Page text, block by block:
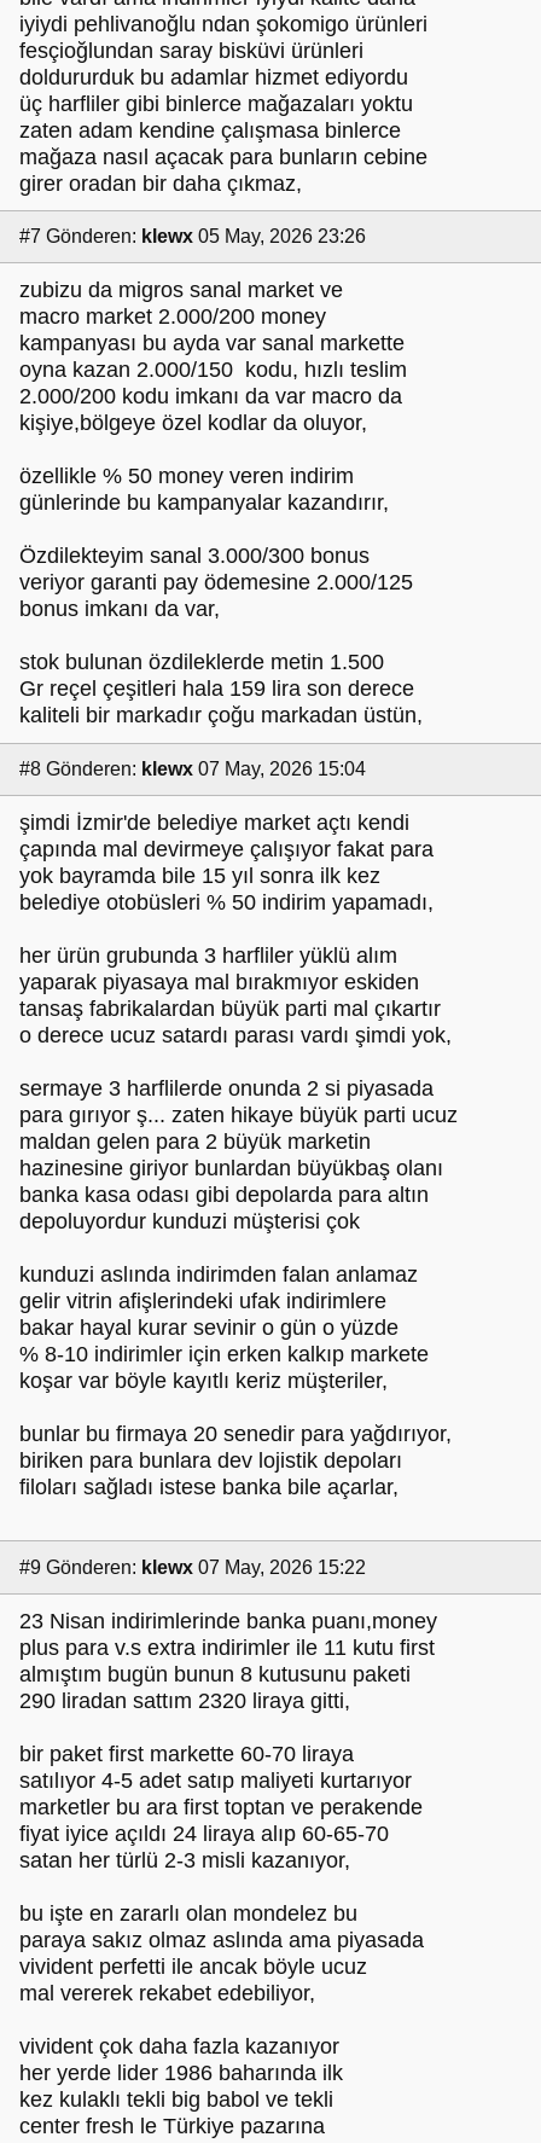
iyiydi pehlivanoğlu ndan şokomigo ürünleri
fesçioğlundan saray bisküvi ürünleri
doldururduk bu adamlar hizmet ediyordu
üç harfliler gibi binlerce mağazaları yoktu
zaten adam kendine çalışmasa binlerce
mağaza nasıl açacak para bunların cebine
girer oradan bir daha çıkmaz,
#7 Gönderen: klewx 05 May, 2026 23:26
zubizu da migros sanal market ve
macro market 2.000/200 money
kampanyası bu ayda var sanal markette
oyna kazan 2.000/150 kodu, hızlı teslim
2.000/200 kodu imkanı da var macro da
kişiye,bölgeye özel kodlar da oluyor,
özellikle % 50 money veren indirim
günlerinde bu kampanyalar kazandırır,
Özdilekteyim sanal 3.000/300 bonus
veriyor garanti pay ödemesine 2.000/125
bonus imkanı da var,
stok bulunan özdileklerde metin 1.500
Gr reçel çeşitleri hala 159 lira son derece
kaliteli bir markadır çoğu markadan üstün,
#8 Gönderen: klewx 07 May, 2026 15:04
şimdi İzmir'de belediye market açtı kendi
çapında mal devirmeye çalışıyor fakat para
yok bayramda bile 15 yıl sonra ilk kez
belediye otobüsleri % 50 indirim yapamadı,
her ürün grubunda 3 harfliler yüklü alım
yaparak piyasaya mal bırakmıyor eskiden
tansaş fabrikalardan büyük parti mal çıkartır
o derece ucuz satardı parası vardı şimdi yok,
sermaye 3 harflilerde onunda 2 si piyasada
para gırıyor ş... zaten hikaye büyük parti ucuz
maldan gelen para 2 büyük marketin
hazinesine giriyor bunlardan büyükbaş olanı
banka kasa odası gibi depolarda para altın
depoluyordur kunduzi müşterisi çok
kunduzi aslında indirimden falan anlamaz
gelir vitrin afişlerindeki ufak indirimlere
bakar hayal kurar sevinir o gün o yüzde
% 8-10 indirimler için erken kalkıp markete
koşar var böyle kayıtlı keriz müşteriler,
bunlar bu firmaya 20 senedir para yağdırıyor,
biriken para bunlara dev lojistik depoları
filoları sağladı istese banka bile açarlar,
#9 Gönderen: klewx 07 May, 2026 15:22
23 Nisan indirimlerinde banka puanı,money
plus para v.s extra indirimler ile 11 kutu first
almıştım bugün bunun 8 kutusunu paketi
290 liradan sattım 2320 liraya gitti,
bir paket first markette 60-70 liraya
satılıyor 4-5 adet satıp maliyeti kurtarıyor
marketler bu ara first toptan ve perakende
fiyat iyice açıldı 24 liraya alıp 60-65-70
satan her türlü 2-3 misli kazanıyor,
bu işte en zararlı olan mondelez bu
paraya sakız olmaz aslında ama piyasada
vivident perfetti ile ancak böyle ucuz
mal vererek rekabet edebiliyor,
vivident çok daha fazla kazanıyor
her yerde lider 1986 baharında ilk
kez kulaklı tekli big babol ve tekli
center fresh le Türkiye pazarına